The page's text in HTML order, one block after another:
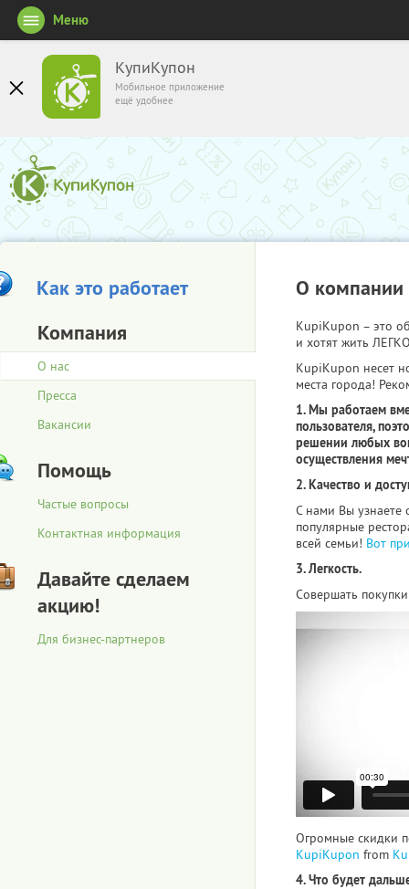
КупиКупон
Мобильное приложение
ещё удобнее
Меню
Как это работает
Компания
О нас
Пресса
Вакансии
Помощь
Частые вопросы
Контактная информация
Давайте сделаем
акцию!
Для бизнес-партнеров
О компании
KupiKupon – это
и хотят жить
KupiKupon несет
места города!
1. Мы работаем
пользователя,
решении любых
осуществления
2. Качество и
С нами Вы узнаете
популярные
всей семьи! Вот
3. Легкость.
Совершать
Огромные скидки
KupiKupon from
4. Что будет